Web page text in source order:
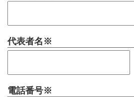
代表者名 ※
電話番号※